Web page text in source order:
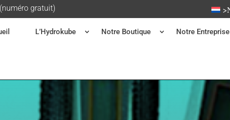
gratuit)
L’Hydrokube Notre Boutique Notre Entreprise